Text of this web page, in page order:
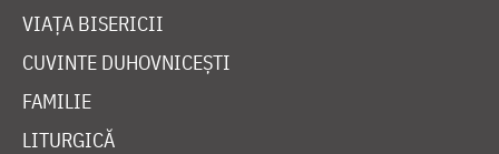
VIAȚA BISERICII
CUVINTE DUHOVNICEȘTI
FAMILIE
LITURGICĂ